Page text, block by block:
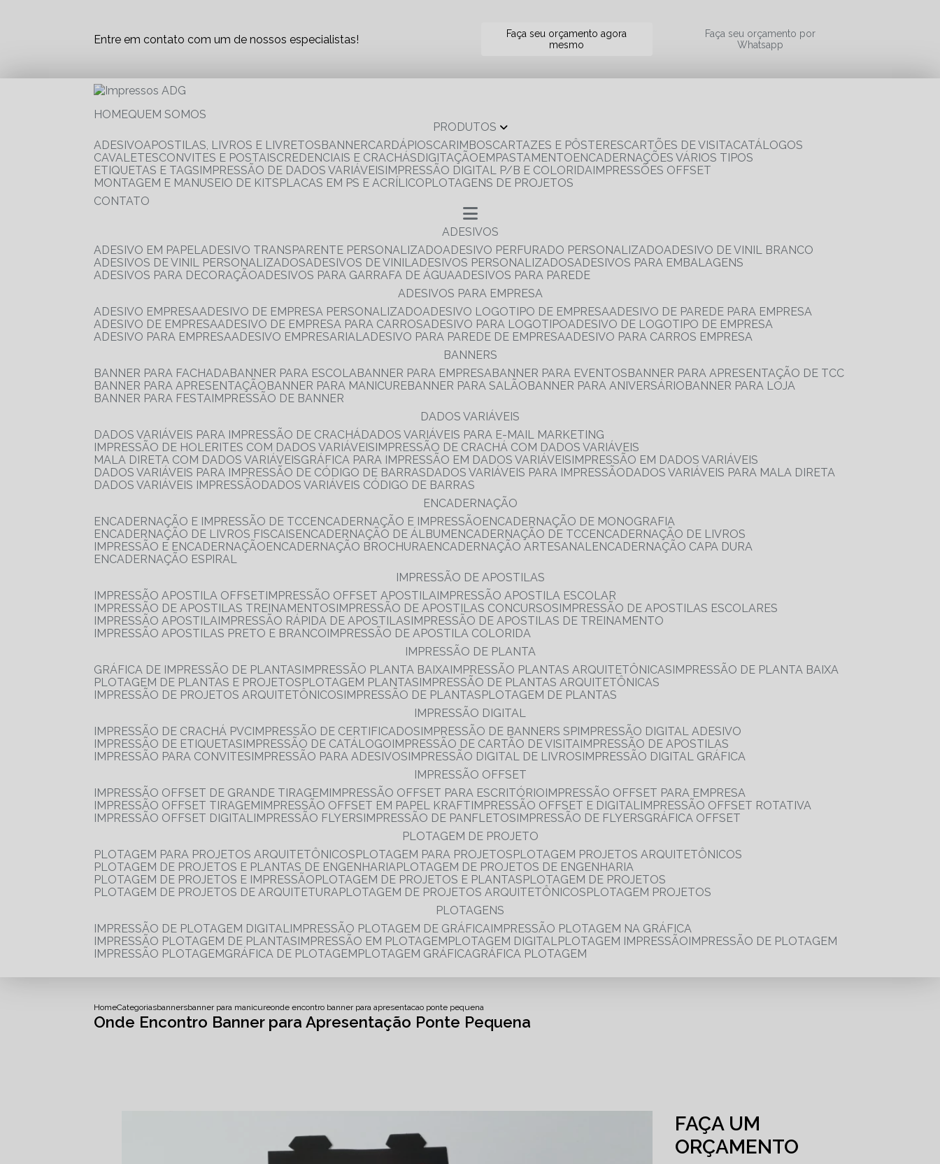
Entre em contato com um de nossos especialistas!
Faça seu orçamento agora
mesmo
Faça seu orçamento por
Whatsapp
HOME
QUEM SOMOS
PRODUTOS
ADESIVO
APOSTILAS, LIVROS E LIVRETOS BANNER CARDÁPIOS CARIMBOS CARTAZES E PÔSTERES CARTÕES DE VISITA
CATÁLOGOS
CAVALETES
CONVITES E POSTAIS CREDENCIAIS E CRACHÁS DIGITAÇÃO EMPASTAMENTO
ENCADERNAÇÕES VÁRIOS TIPOS
ETIQUETAS E TAGS IMPRESSÃO DE DADOS VARIÁVEIS IMPRESSÃO DIGITAL P/B E COLORIDA IMPRESSÕES OFFSET
MONTAGEM E MANUSEIO DE KITS
PLACAS EM PS E ACRÍLICO
PLOTAGENS DE PROJETOS
CONTATO
ADESIVOS
ADESIVO EM PAPEL
ADESIVO TRANSPARENTE PERSONALIZADO ADESIVO PERFURADO PERSONALIZADO
ADESIVO DE VINIL BRANCO
ADESIVOS DE VINIL PERSONALIZADOS
ADESIVOS DE VINIL ADESIVOS PERSONALIZADOS
ADESIVOS PARA EMBALAGENS
ADESIVOS PARA DECORAÇÃO
ADESIVOS PARA GARRAFA DE ÁGUA
ADESIVOS PARA PAREDE
ADESIVOS PARA EMPRESA
ADESIVO EMPRESA
ADESIVO DE EMPRESA PERSONALIZADO ADESIVO LOGOTIPO DE EMPRESA
ADESIVO DE PAREDE PARA EMPRESA
ADESIVO DE EMPRESA
ADESIVO DE EMPRESA PARA CARROS ADESIVO PARA LOGOTIPO
ADESIVO DE LOGOTIPO DE EMPRESA
ADESIVO PARA EMPRESA
ADESIVO EMPRESARIAL ADESIVO PARA PAREDE DE EMPRESA
ADESIVO PARA CARROS EMPRESA
BANNERS
BANNER PARA FACHADA
BANNER PARA ESCOLA BANNER PARA EMPRESA BANNER PARA EVENTOS
BANNER PARA APRESENTAÇÃO DE TCC
BANNER PARA APRESENTAÇÃO
BANNER PARA MANICURE BANNER PARA SALÃO BANNER PARA ANIVERSÁRIO
BANNER PARA LOJA
BANNER PARA FESTA IMPRESSÃO DE BANNER
DADOS VARIÁVEIS
DADOS VARIÁVEIS PARA IMPRESSÃO DE CRACHÁ
DADOS VARIÁVEIS PARA E-MAIL MARKETING
IMPRESSÃO DE HOLERITES COM DADOS VARIÁVEIS IMPRESSÃO DE CRACHÁ COM DADOS VARIÁVEIS
MALA DIRETA COM DADOS VARIÁVEIS
GRÁFICA PARA IMPRESSÃO EM DADOS VARIÁVEIS IMPRESSÃO EM DADOS VARIÁVEIS
DADOS VARIÁVEIS PARA IMPRESSÃO DE CÓDIGO DE BARRAS
DADOS VARIÁVEIS PARA IMPRESSÃO
DADOS VARIÁVEIS PARA MALA DIRETA
DADOS VARIÁVEIS IMPRESSÃO
DADOS VARIÁVEIS CÓDIGO DE BARRAS
ENCADERNAÇÃO
ENCADERNAÇÃO E IMPRESSÃO DE TCC
ENCADERNAÇÃO E IMPRESSÃO
ENCADERNAÇÃO DE MONOGRAFIA
ENCADERNAÇÃO DE LIVROS FISCAIS
ENCADERNAÇÃO DE ÁLBUM ENCADERNAÇÃO DE TCC
ENCADERNAÇÃO DE LIVROS
IMPRESSÃO E ENCADERNAÇÃO
ENCADERNAÇÃO BROCHURA ENCADERNAÇÃO ARTESANAL
ENCADERNAÇÃO CAPA DURA
ENCADERNAÇÃO ESPIRAL
IMPRESSÃO DE APOSTILAS
IMPRESSÃO APOSTILA OFFSET IMPRESSÃO OFFSET APOSTILA IMPRESSÃO APOSTILA ESCOLAR
IMPRESSÃO DE APOSTILAS TREINAMENTOS IMPRESSÃO DE APOSTILAS CONCURSOS IMPRESSÃO DE APOSTILAS ESCOLARES
IMPRESSÃO APOSTILA IMPRESSÃO RÁPIDA DE APOSTILAS IMPRESSÃO DE APOSTILAS DE TREINAMENTO
IMPRESSÃO APOSTILAS PRETO E BRANCO IMPRESSÃO DE APOSTILA COLORIDA
IMPRESSÃO DE PLANTA
GRÁFICA DE IMPRESSÃO DE PLANTAS IMPRESSÃO PLANTA BAIXA IMPRESSÃO PLANTAS ARQUITETÔNICAS IMPRESSÃO DE PLANTA BAIXA
PLOTAGEM DE PLANTAS E PROJETOS
PLOTAGEM PLANTAS IMPRESSÃO DE PLANTAS ARQUITETÔNICAS
IMPRESSÃO DE PROJETOS ARQUITETÔNICOS IMPRESSÃO DE PLANTAS
PLOTAGEM DE PLANTAS
IMPRESSÃO DIGITAL
IMPRESSÃO DE CRACHÁ PVC IMPRESSÃO DE CERTIFICADOS IMPRESSÃO DE BANNERS SP IMPRESSÃO DIGITAL ADESIVO
IMPRESSÃO DE ETIQUETAS IMPRESSÃO DE CATÁLOGO IMPRESSÃO DE CARTÃO DE VISITA IMPRESSÃO DE APOSTILAS
IMPRESSÃO PARA CONVITES IMPRESSÃO PARA ADESIVOS IMPRESSÃO DIGITAL DE LIVROS IMPRESSÃO DIGITAL GRÁFICA
IMPRESSÃO OFFSET
IMPRESSÃO OFFSET DE GRANDE TIRAGEM IMPRESSÃO OFFSET PARA ESCRITÓRIO IMPRESSÃO OFFSET PARA EMPRESA
IMPRESSÃO OFFSET TIRAGEM IMPRESSÃO OFFSET EM PAPEL KRAFT IMPRESSÃO OFFSET E DIGITAL IMPRESSÃO OFFSET ROTATIVA
IMPRESSÃO OFFSET DIGITAL IMPRESSÃO FLYERS IMPRESSÃO DE PANFLETOS IMPRESSÃO DE FLYERS
GRÁFICA OFFSET
PLOTAGEM DE PROJETO
PLOTAGEM PARA PROJETOS ARQUITETÔNICOS
PLOTAGEM PARA PROJETOS
PLOTAGEM PROJETOS ARQUITETÔNICOS
PLOTAGEM DE PROJETOS E PLANTAS DE ENGENHARIA
PLOTAGEM DE PROJETOS DE ENGENHARIA
PLOTAGEM DE PROJETOS E IMPRESSÃO
PLOTAGEM DE PROJETOS E PLANTAS
PLOTAGEM DE PROJETOS
PLOTAGEM DE PROJETOS DE ARQUITETURA
PLOTAGEM DE PROJETOS ARQUITETÔNICOS
PLOTAGEM PROJETOS
PLOTAGENS
IMPRESSÃO DE PLOTAGEM DIGITAL IMPRESSÃO PLOTAGEM DE GRÁFICA IMPRESSÃO PLOTAGEM NA GRÁFICA
IMPRESSÃO PLOTAGEM DE PLANTAS IMPRESSÃO EM PLOTAGEM PLOTAGEM DIGITAL PLOTAGEM IMPRESSÃO IMPRESSÃO DE PLOTAGEM
IMPRESSÃO PLOTAGEM
GRÁFICA DE PLOTAGEM PLOTAGEM GRÁFICA GRÁFICA PLOTAGEM
HomeCategoriasbannersbanner para manicureonde encontro banner para apresentacao ponte pequena
Onde Encontro Banner para Apresentação Ponte Pequena
FAÇA UM
ORÇAMENTO